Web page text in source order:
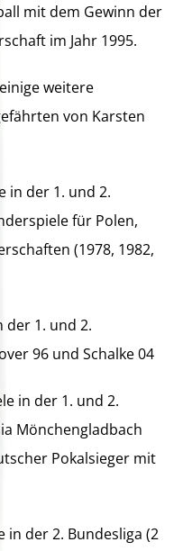
mit dem Gewinn der
im Jahr 1995.
weitere
von Karsten
in der 1. und 2.
für Polen,
(1978, 1982,
der 1. und 2.
96 und Schalke 04
in der 1. und 2.
Mönchengladbach
Pokalsieger mit
in der 2. Bundesliga (2